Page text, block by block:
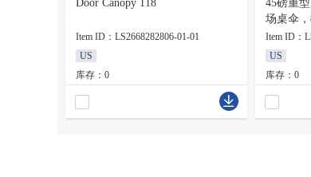
Door Canopy 118
Item ID：LS2668282806-01-01
US
库存：0
45磅重
场桌伞
不带底座
Item ID：
US
库存：0